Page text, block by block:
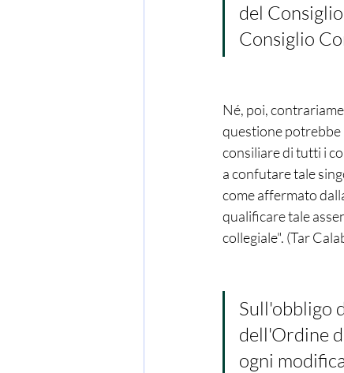
del
Consiglio
Né, poi,
questione potrebbe
consiliare di tutti i
a confutare tale
come affermato
qualificare tale
collegiale". (Tar
Sull'obbligo
dell'Ordine
ogni